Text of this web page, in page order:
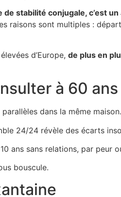
de stabilité conjugale, c’est
raisons sont multiples :
d’Europe, de plus en
à 60 ans
dans la même maison.
24/24 révèle des écarts
ans sans relations, par peur
bouscule.